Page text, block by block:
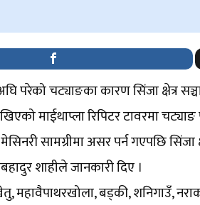
परेको चट्याङका कारण सिंजा क्षेत्र
माईथाप्ला रिपिटर टावरमा
सामग्रीमा असर पर्न गएपछि
शाहीले जानकारी दिए ।
महावैपाथरखोला, बड्की, शनिगाउँ,